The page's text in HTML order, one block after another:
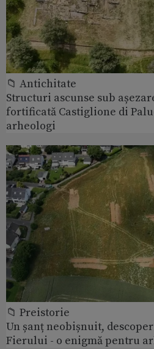
📁 Antichitate
Structuri ascunse sub
fortificată Castiglione di
arheologi
📁 Preistorie
Un șanț neobișnuit,
Fierului - o enigmă pentru